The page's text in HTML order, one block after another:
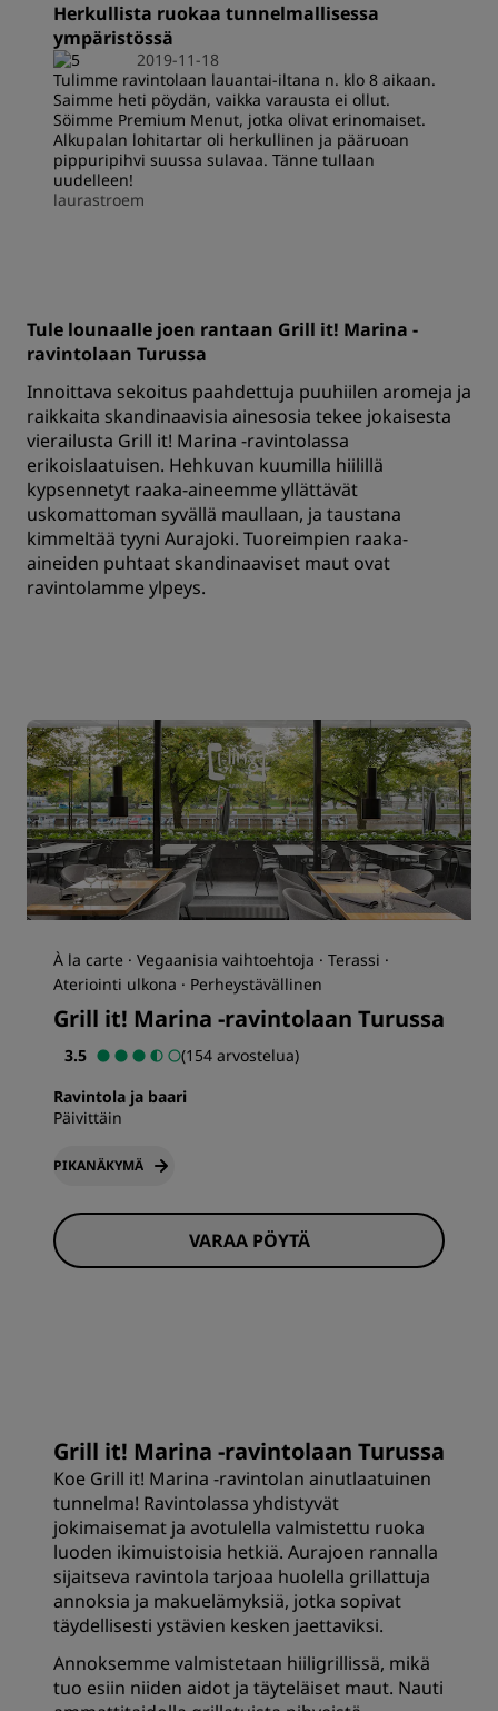
Herkullista ruokaa tunnelmallisessa
ympäristössä
2019-11-18
Tulimme ravintolaan lauantai-iltana n. klo 8 aikaan.
Saimme heti pöydän, vaikka varausta ei ollut.
Söimme Premium Menut, jotka olivat erinomaiset.
Alkupalan lohitartar oli herkullinen ja pääruoan
pippuripihvi suussa sulavaa. Tänne tullaan
uudelleen!
laurastroem
Tule lounaalle joen rantaan Grill it! Marina -
ravintolaan Turussa
Innoittava sekoitus paahdettuja puuhiilen aromeja ja
raikkaita skandinaavisia ainesosia tekee jokaisesta
vierailusta Grill it! Marina -ravintolassa
erikoislaatuisen. Hehkuvan kuumilla hiilillä
kypsennetyt raaka-aineemme yllättävät
uskomattoman syvällä maullaan, ja taustana
kimmeltää tyyni Aurajoki. Tuoreimpien raaka-
aineiden puhtaat skandinaaviset maut ovat
ravintolamme ylpeys.
À la carte · Vegaanisia vaihtoehtoja · Terassi ·
Ateriointi ulkona · Perheystävällinen
Grill it! Marina -ravintolaan Turussa
3.5
(154 arvostelua)
Ravintola ja baari
Päivittäin
PIKANÄKYMÄ
VARAA PÖYTÄ
Grill it! Marina -ravintolaan Turussa
Koe Grill it! Marina -ravintolan ainutlaatuinen
tunnelma! Ravintolassa yhdistyvät
jokimaisemat ja avotulella valmistettu ruoka
luoden ikimuistoisia hetkiä. Aurajoen rannalla
sijaitseva ravintola tarjoaa huolella grillattuja
annoksia ja makuelämyksiä, jotka sopivat
täydellisesti ystävien kesken jaettaviksi.
Annoksemme valmistetaan hiiligrillissä, mikä
tuo esiin niiden aidot ja täyteläiset maut. Nauti